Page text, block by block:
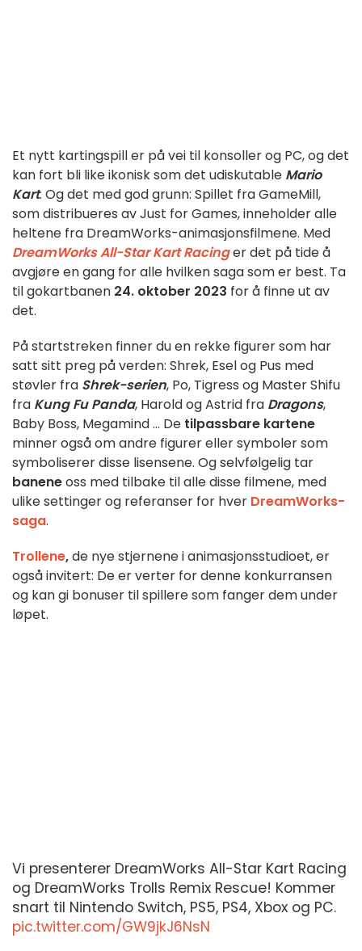
Et nytt kartingspill er på vei til konsoller og PC, og det
kan fort bli like ikonisk som det udiskutable Mario
Kart. Og det med god grunn: Spillet fra GameMill,
som distribueres av Just for Games, inneholder alle
heltene fra DreamWorks-animasjonsfilmene. Med
DreamWorks All-Star Kart Racinger det på tide å
avgjøre en gang for alle hvilken saga som er best. Ta
til gokartbanen 24. oktober 2023 for å finne ut av
det.
På startstreken finner du en rekke figurer som har
satt sitt preg på verden: Shrek, Esel og Pus med
støvler fra Shrek-serien, Po, Tigress og Master Shifu
fra Kung Fu Panda, Harold og Astrid fra Dragons,
Baby Boss, Megamind ... De tilpassbare kartene
minner også om andre figurer eller symboler som
symboliserer disse lisensene. Og selvfølgelig tar
baneneoss med tilbake til alle disse filmene, med
ulike settinger og referanser for hver DreamWorks-
saga.
Trollene,de nye stjernene i animasjonsstudioet, er
også invitert: De er verter for denne konkurransen
og kan gi bonuser til spillere som fanger dem under
løpet.
Vi presenterer DreamWorks All-Star Kart Racing
og DreamWorks Trolls Remix Rescue! Kommer
snart til Nintendo Switch, PS5, PS4, Xbox og PC.
pic.twitter.com/GW9jkJ6NsN